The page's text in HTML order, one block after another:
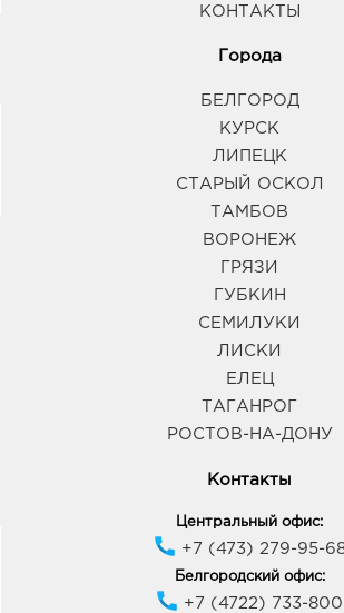
КОНТАКТЫ
Города
БЕЛГОРОД
КУРСК
ЛИПЕЦК
СТАРЫЙ ОСКОЛ
ТАМБОВ
ВОРОНЕЖ
ГРЯЗИ
ГУБКИН
СЕМИЛУКИ
ЛИСКИ
ЕЛЕЦ
ТАГАНРОГ
РОСТОВ-НА-ДОНУ
Контакты
Центральный офис:
+7 (473) 279-95-
Белгородский офис:
+7 (4722) 733-800